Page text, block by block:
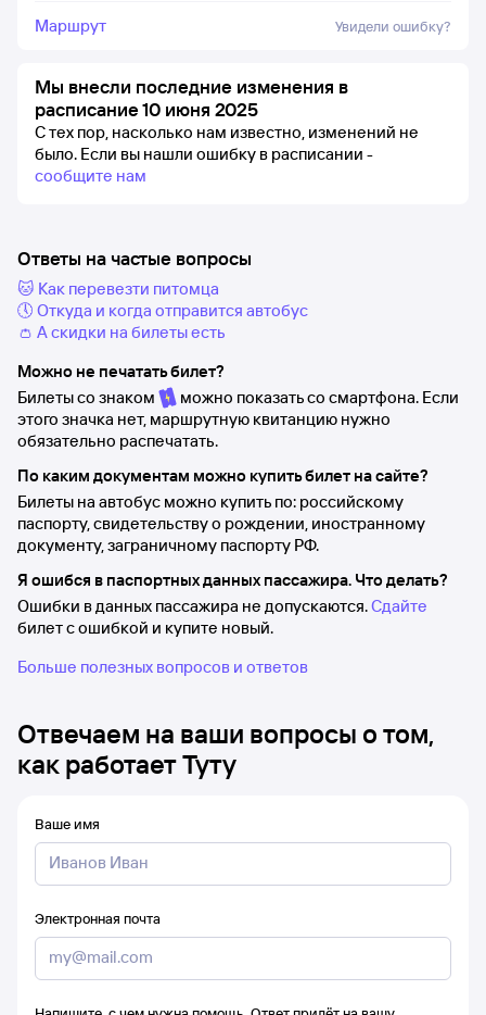
Маршрут Увидели ошибку?
Мы внесли последние изменения в
расписание 10 июня 2025
С тех пор, насколько нам известно, изменений не
было. Если вы нашли ошибку в расписании -
сообщите нам
Ответы на частые вопросы
🐱 Как перевезти питомца
🕔 Откуда и когда отправится автобус
👛 А скидки на билеты есть
Можно не печатать билет?
Билеты со знаком
можно показать со смартфона. Если
этого значка нет, маршрутную квитанцию нужно
обязательно распечатать.
По каким документам можно купить билет на сайте?
Билеты на автобус можно купить по: российскому
паспорту, свидетельству о рождении, иностранному
документу, заграничному паспорту РФ.
Я ошибся в паспортных данных пассажира. Что делать?
Ошибки в данных пассажира не допускаются.Сдайте
билет с ошибкой и купите новый.
Больше полезных вопросов и ответов
Отвечаем на ваши вопросы о том,
как работает Туту
Ваше имя
Электронная почта